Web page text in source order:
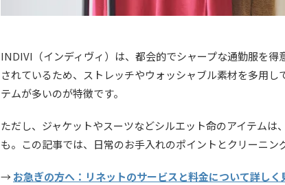
INDIVI（インディヴィ）は、都会的でシャープな通勤服を得
されているため、ストレッチやウォッシャブル素材を多用し
テムが多いのが特徴です。
ただし、ジャケットやスーツなどシルエット命のアイテムは
も。この記事では、日常のお手入れのポイントとクリーニン
→お急ぎの方へ：リネットのサービスと料金について詳しく